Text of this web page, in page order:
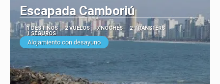
Escapada Camboriú
1 DESTINOS 2 VUELOS 7 NOCHES
2 TRANSFERS
1 SEGUROS
Alojamiento con desayuno